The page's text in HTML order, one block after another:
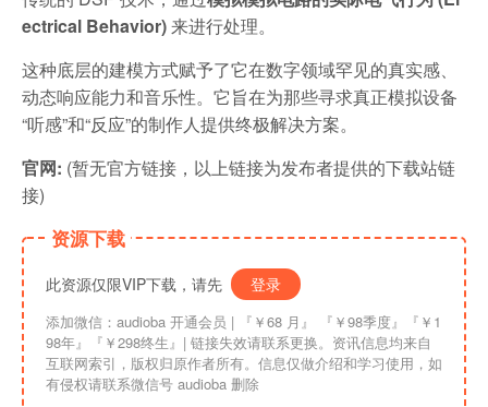
ectrical Behavior)来进行处理。
这种底层的建模方式赋予了它在数字领域罕见的真实感、
动态响应能力和音乐性。它旨在为那些寻求真正模拟设备
“听感”和“反应”的制作人提供终极解决方案。
官网: (暂无官方链接，以上链接为发布者提供的下载站链
接)
资源下载
此资源仅限VIP下载，请先 登录
添加微信：audioba 开通会员 | 『￥68 月』 『￥98季度』『￥1
98年』『￥298终生』| 链接失效请联系更换。资讯信息均来自
互联网索引，版权归原作者所有。信息仅做介绍和学习使用，如
有侵权请联系微信号 audioba 删除